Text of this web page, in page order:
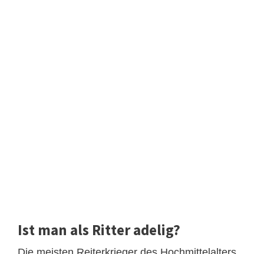
Ist man als Ritter adelig?